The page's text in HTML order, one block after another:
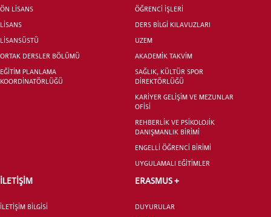
ÖN LİSANS
LİSANS
LİSANSÜSTÜ
ORTAK DERSLER BÖLÜMÜ
EĞİTİM PLANLAMA
KOORDİNATÖRLÜĞÜ
ÖĞRENCİ İŞLERİ
DERS BİLGİ KILAVUZLARI
UZEM
AKADEMİK TAKVİM
SAĞLIK, KÜLTÜR SPOR
DİREKTÖRLÜĞÜ
KARİYER GELİŞİM VE MEZUNLAR
OFİSİ
REHBERLİK VE PSİKOLOJİK
DANIŞMANLIK BİRİMİ
ENGELLİ ÖĞRENCİ BİRİMİ
UYGULAMALI EĞİTİMLER
İLETİŞİM
İLETİŞİM BİLGİSİ
ERASMUS +
DUYURULAR